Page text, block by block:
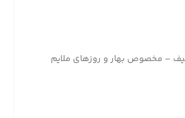
– مخصوص بهار و روزهای ملایم